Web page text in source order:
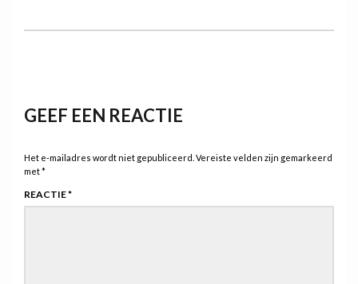
GEEF EEN REACTIE
Het e-mailadres wordt niet gepubliceerd. Vereiste velden zijn gemarkeerd
met*
REACTIE*